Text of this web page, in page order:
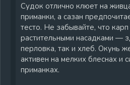
Судок отлично клюет на
приманки, а сазан
тесто. Не забывайте, что
растительными насадками —
перловка, так и хлеб. Окунь
активен на мелких блеснах и
приманках.